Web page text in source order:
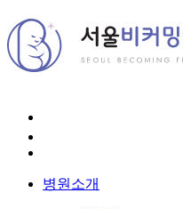
병원소개